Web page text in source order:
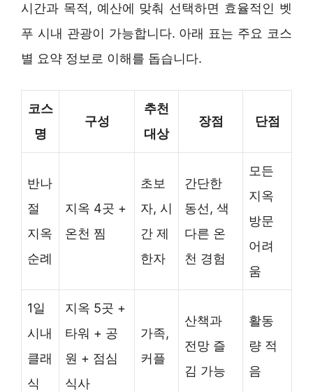
시간과 목적, 예산에 맞춰 선택하면 효율적인 벳
푸 시내 관광이 가능합니다. 아래 표는 주요 코스
별 요약 정보로 이해를 돕습니다.
코스
명
구성
추천
대상
장점 단점
반나
절
지옥
순례
지옥 4곳 +
온천 찜
초보
자, 시
간 제
한자
간단한
동선, 색
다른 온
천 경험
모든
지옥
방문
어려
움
1일
시내
클래
식
지옥 5곳 +
타워 + 공
원 + 점심
식사
가족,
커플
산책과
전망 즐
김 가능
활동
량 적
음